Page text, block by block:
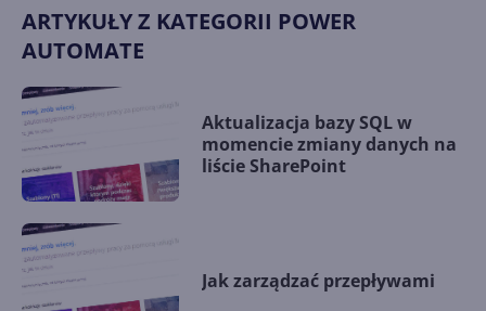
ARTYKUŁY Z KATEGORII POWER
AUTOMATE
Aktualizacja bazy SQL w
momencie zmiany danych na
liście SharePoint
Jak zarządzać przepływami